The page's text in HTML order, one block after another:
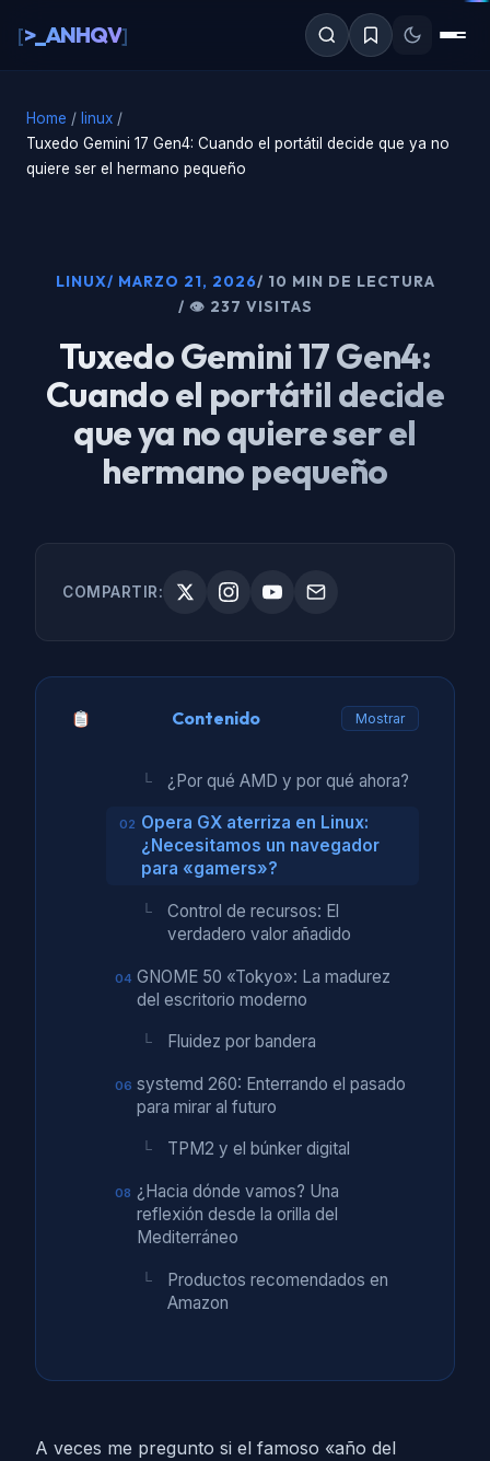
contenido
[>_ANHQV]
Home / linux /
Tuxedo Gemini 17 Gen4: Cuando el portátil decide que ya no
quiere ser el hermano pequeño
LINUX/ MARZO 21, 2026/ 10 MIN DE LECTURA
/ 👁 237 VISITAS
Tuxedo Gemini 17 Gen4:
Cuando el portátil decide
que ya no quiere ser el
hermano pequeño
COMPARTIR:
Contenido Mostrar
¿Por qué AMD y por qué ahora?
Opera GX aterriza en Linux:
¿Necesitamos un navegador
para «gamers»?
Control de recursos: El
verdadero valor añadido
GNOME 50 «Tokyo»: La madurez
del escritorio moderno
Fluidez por bandera
systemd 260: Enterrando el pasado
para mirar al futuro
TPM2 y el búnker digital
¿Hacia dónde vamos? Una
reflexión desde la orilla del
Mediterráneo
Productos recomendados en
Amazon
A veces me pregunto si el famoso «año del